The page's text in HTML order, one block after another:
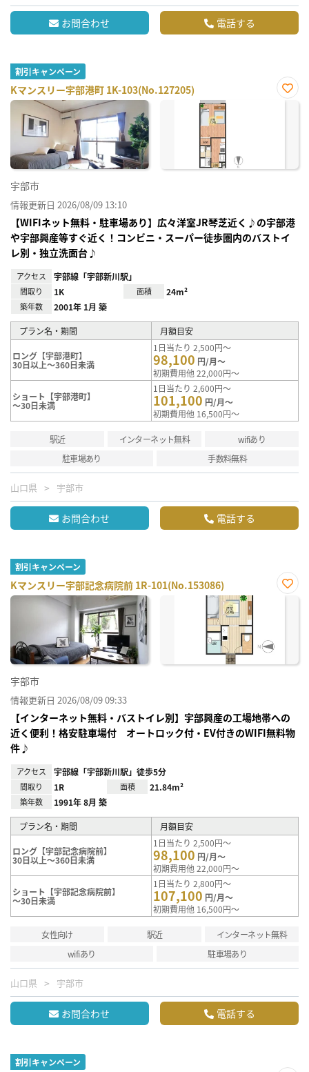
お問合わせ 電話する
割引キャンペーン
Kマンスリー宇部港町 1K-103(No.127205)
お気
宇部市
情報更新日 2026/08/09 13:10
【WIFIネット無料・駐車場あり】広々洋室JR琴芝近く♪の宇部港
や宇部興産等すぐ近く！コンビニ・スーパー徒歩圏内のバストイ
レ別・独立洗面台♪
アクセス 宇部線「宇部新川駅」
間取り 1K 面積 24m²
築年数 2001年 1月 築
プラン名・期間 月額目安
ロング【宇部港町】
30日以上～360日未満
1日当たり 2,500円～
98,100 円/月～
初期費用他 22,000円～
ショート【宇部港町】
～30日未満
1日当たり 2,600円～
101,100 円/月～
初期費用他 16,500円～
駅近 インターネット無料
wifiあり
駐車場あり
手数料無料
山口県 宇部市
お問合わせ 電話する
割引キャンペーン
Kマンスリー宇部記念病院前 1R-101(No.153086)
お気
宇部市
情報更新日 2026/08/09 09:33
【インターネット無料・バストイレ別】宇部興産の工場地帯への
近く便利！格安駐車場付 オートロック付・EV付きのWIFI無料物
件♪
アクセス 宇部線「宇部新川駅」徒歩5分
間取り 1R 面積 21.84m²
築年数 1991年 8月 築
プラン名・期間 月額目安
ロング【宇部記念病院前】
30日以上～360日未満
1日当たり 2,500円～
98,100 円/月～
初期費用他 22,000円～
ショート【宇部記念病院前】
～30日未満
1日当たり 2,800円～
107,100 円/月～
初期費用他 16,500円～
女性向け 駅近
インターネット無料
wifiあり
駐車場あり
山口県 宇部市
お問合わせ 電話する
割引キャンペーン